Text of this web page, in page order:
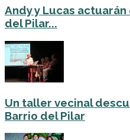
Andy y Lucas
del Pilar...
Un taller vecinal
Barrio del Pilar